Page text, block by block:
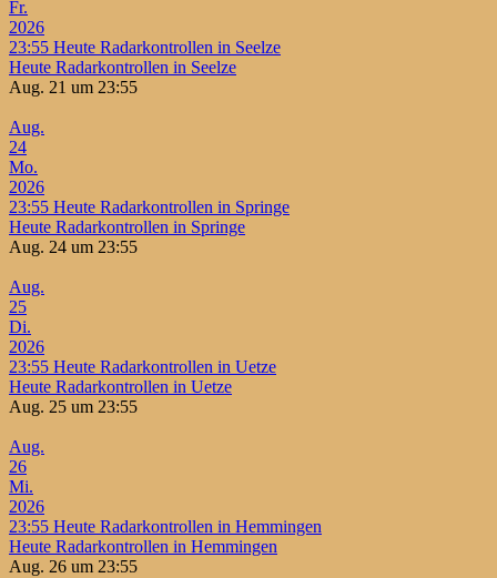
Fr.
2026
23:55 Heute Radarkontrollen in Seelze
Heute Radarkontrollen in Seelze
Aug. 21 um 23:55
Aug.
24
Mo.
2026
23:55 Heute Radarkontrollen in Springe
Heute Radarkontrollen in Springe
Aug. 24 um 23:55
Aug.
25
Di.
2026
23:55 Heute Radarkontrollen in Uetze
Heute Radarkontrollen in Uetze
Aug. 25 um 23:55
Aug.
26
Mi.
2026
23:55 Heute Radarkontrollen in Hemmingen
Heute Radarkontrollen in Hemmingen
Aug. 26 um 23:55